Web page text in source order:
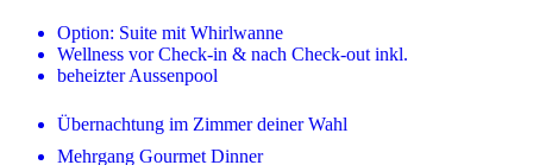
Option: Suite mit Whirlwanne
Wellness vor Check-in & nach Check-out inkl.
beheizter Aussenpool
Übernachtung im Zimmer deiner Wahl
Mehrgang Gourmet Dinner